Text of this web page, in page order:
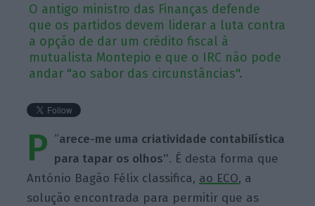
O antigo ministro das Finanças defende
que os partidos devem liderar a luta contra
a opção de dar um crédito fiscal à
mutualista Montepio e que o IRC não pode
andar "ao sabor das circunstâncias".
“
P
arece-me uma criatividade contabilística
para tapar os olhos”. É desta forma que
António Bagão Félix classifica, ao ECO, a
solução encontrada para permitir que as